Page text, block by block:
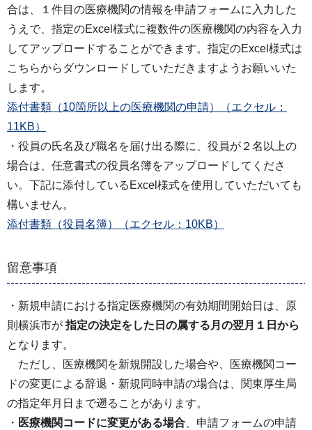
合は、１件目の医療機関の情報を申請フォームに入力した
うえで、指定のExcel様式に複数件の医療機関の内容を入力
してアップロードすることができます。指定のExcel様式は
こちらからダウンロードしていただきますようお願いいた
します。
添付書類（10箇所以上の医療機関の申請）（エクセル：
11KB）
・役員の氏名及び職名を届け出る際に、役員が２名以上の
場合は、任意書式の役員名簿をアップロードしてくださ
い。下記に添付しているExcel様式を使用していただいても
構いません。
添付書類（役員名簿）（エクセル：10KB）
留意事項
・新規申請における指定医療機関の有効期間開始日は、原
則横浜市が 指定の決定をした日の属する月の翌月１日から
となります。
ただし、医療機関を新規開設した場合や、医療機関コー
ドの変更による辞退・新規同時申請の場合は、関東厚生局
の指定年月日まで遡ることがあります。
・ 医療機関コードに変更がある場合 、申請フォームの申請